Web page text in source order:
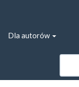
Dla autorów